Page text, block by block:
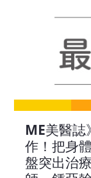
ME美醫誌
作！把身
盤突出治